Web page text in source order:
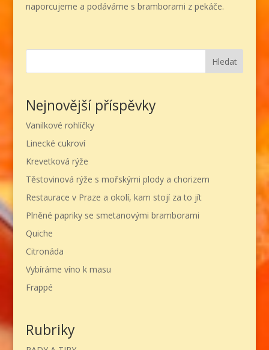
naporcujeme a podáváme s bramborami z pekáče.
Hledat
Nejnovější příspěvky
Vanilkové rohlíčky
Linecké cukroví
Krevetková rýže
Těstovinová rýže s mořskými plody a chorizem
Restaurace v Praze a okolí, kam stojí za to jít
Plněné papriky se smetanovými bramborami
Quiche
Citronáda
Vybíráme víno k masu
Frappé
Rubriky